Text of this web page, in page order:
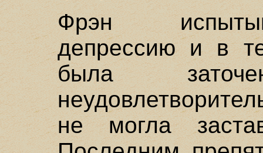
Фрэн
депрессию и в
была
не могла